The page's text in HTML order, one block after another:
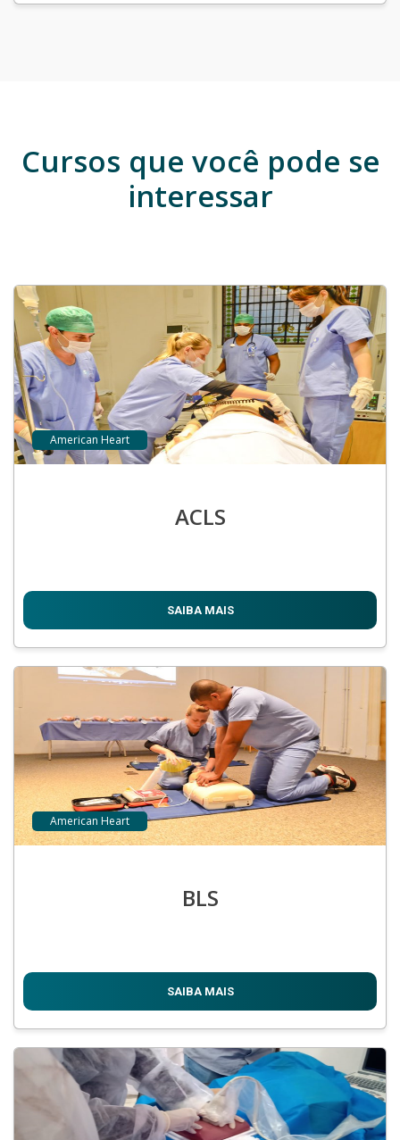
Cursos que você pode se
interessar
American Heart
ACLS
SAIBA MAIS
American Heart
BLS
SAIBA MAIS